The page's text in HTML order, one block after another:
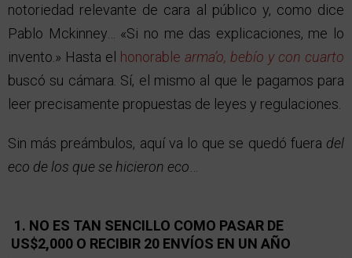
notoriedad relevante de cara al público y, como dice
Pablo Mckinney… «Si no me das explicaciones, me lo
invento.» Hasta el honorable arma’o, bebío y con cuarto
buscó su cámara. Sí, el mismo al que le pagamos para
leer precisamente propuestas de leyes y regulaciones.
Sin más preámbulos, aquí va lo que se quedó fuera del
eco de los que se hicieron eco
1. NO ES TAN SENCILLO COMO PASAR DE
US$2,000 O RECIBIR 20 ENVÍOS EN UN AÑO